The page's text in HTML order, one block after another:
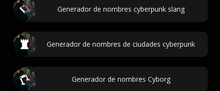
Generador de nombres cyberpunk slang
Generador de nombres de ciudades cyberpunk
Generador de nombres Cyborg